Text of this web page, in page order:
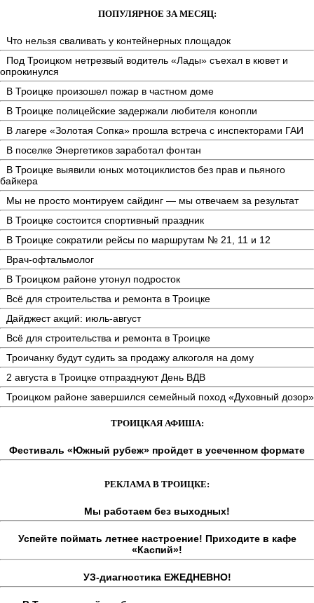
ПОПУЛЯРНОЕ ЗА МЕСЯЦ:
Что нельзя сваливать у контейнерных площадок
Под Троицком нетрезвый водитель «Лады» съехал в кювет и
опрокинулся
В Троицке произошел пожар в частном доме
В Троицке полицейские задержали любителя конопли
В лагере «Золотая Сопка» прошла встреча с инспекторами ГАИ
В поселке Энергетиков заработал фонтан
В Троицке выявили юных мотоциклистов без прав и пьяного
байкера
Мы не просто монтируем сайдинг — мы отвечаем за результат
В Троицке состоится спортивный праздник
В Троицке сократили рейсы по маршрутам № 21, 11 и 12
Врач-офтальмолог
В Троицком районе утонул подросток
Всё для строительства и ремонта в Троицке
Дайджест акций: июль-август
Всё для строительства и ремонта в Троицке
Троичанку будут судить за продажу алкоголя на дому
2 августа в Троицке отпразднуют День ВДВ
Троицком районе завершился семейный поход «Духовный дозор»
ТРОИЦКАЯ АФИША:
Фестиваль «Южный рубеж» пройдет в усеченном формате
РЕКЛАМА В ТРОИЦКЕ:
Мы работаем без выходных!
Успейте поймать летнее настроение! Приходите в кафе
«Каспий»!
УЗ-диагностика ЕЖЕДНЕВНО!